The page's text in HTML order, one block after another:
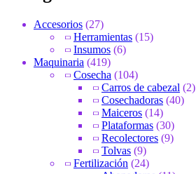
Accesorios (27)
Herramientas (15)
Insumos (6)
Maquinaria (419)
Cosecha (104)
Carros de cabezal (2)
Cosechadoras (40)
Maiceros (14)
Plataformas (30)
Recolectores (9)
Tolvas (9)
Fertilización (24)